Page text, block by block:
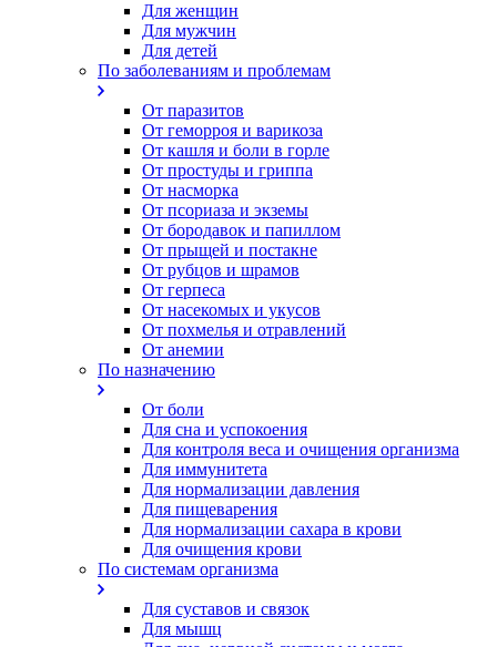
Для женщин
Для мужчин
Для детей
По заболеваниям и проблемам
От паразитов
Oт геморроя и варикоза
От кашля и боли в горле
От простуды и гриппа
От насморка
Oт псориаза и экземы
От бородавок и папиллом
От прыщей и постакне
От рубцов и шрамов
От герпеса
От насекомых и укусов
От похмелья и отравлений
От анемии
По назначению
От боли
Для сна и успокоения
Для контроля веса и очищения организма
Для иммунитета
Для нормализации давления
Для пищеварения
Для нормализации сахара в крови
Для очищения крови
По системам организма
Для суставов и связок
Для мышц